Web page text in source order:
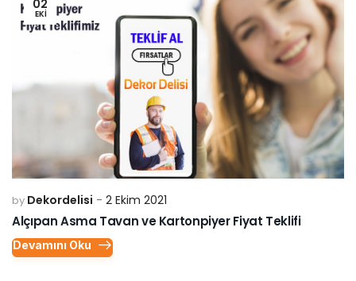
02
EKI
by Dekordelisi 2 Ekim 2021
Alçıpan Asma Tavan ve Kartonpiyer Fiyat Teklifi
Devamını Oku